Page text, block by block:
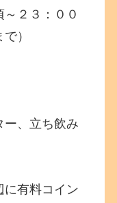
２３：００
）
、立ち飲み
有料コイン